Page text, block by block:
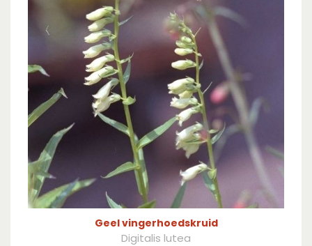
Geel vingerhoedskruid
Digitalis lutea